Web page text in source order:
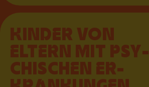
KINDER VON
ELTERN MIT PSY­
CHI­SCHEN ER­